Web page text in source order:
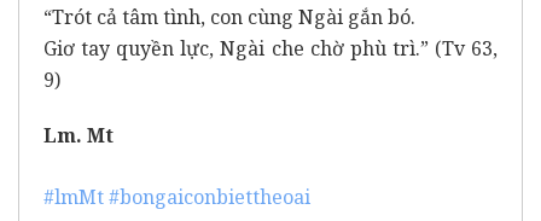
“Trót cả tâm tình, con cùng Ngài gắn bó.
Giơ tay quyền lực, Ngài che chờ phù trì.” (Tv 63,
9)
Lm. Mt
#lmMt#bongaiconbiettheoai